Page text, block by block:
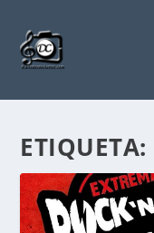
ETIQUETA: